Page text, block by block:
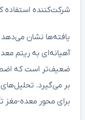
شرکت‌کننده استفاده
یافته‌ها نشان
آهیانه‌ای به ریتم
ضعیف‌تر است که
بر می‌گیرد. تحلیل‌های
برای محور معده-مغز